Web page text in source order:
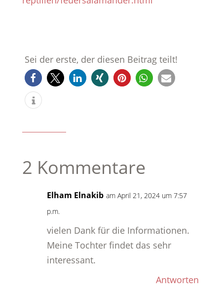
Sei der erste, der diesen Beitrag teilt!
2 Kommentare
Elham Elnakib am April 21, 2024 um 7:57
p.m.
vielen Dank für die Informationen.
Meine Tochter findet das sehr
interessant.
Antworten